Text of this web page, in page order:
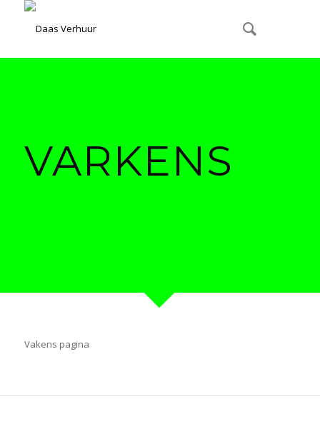
VARKENS
Vakens pagina